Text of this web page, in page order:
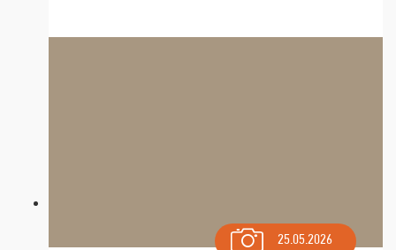
sa na budúci rok. Prajem vam este veľa ta ...
25.05.2026